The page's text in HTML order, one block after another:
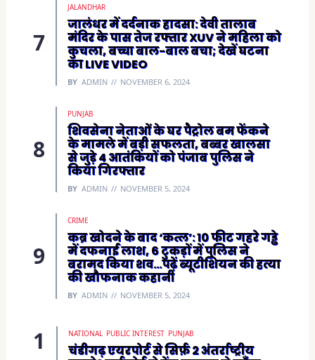
JALANDHAR
जालंधर में दर्दनाक हादसा: देवी तालाब
मंदिर के पास तेज रफ्तार XUV ने महिला को
कुचला, बच्चा बाल-बाल बचा; देखें घटना
का LIVE VIDEO
BY ADMIN NOVEMBER 6, 2024
PUNJAB
शिवसेना नेताओं के घर पैट्रोल बम फेंकने
के मामले में बड़ी सफलता, बब्बर खालसा
से जुड़े 4 आतंकियों को पंजाब पुलिस ने
किया गिरफ्तार
BY ADMIN NOVEMBER 5, 2024
CRIME
कब्र खोदने के बाद ‘कत्ल’: 10 फीट गहरे गड्ढे
में दफनाई लाश, 6 टुकड़ों में पुलिस ने
बरामद किया शव…पढ़ें ब्यूटीशियन की हत्या
की खौफनाक कहानी
BY ADMIN NOVEMBER 5, 2024
NATIONAL PUBLIC INTEREST PUNJAB
चंडीगढ़ एयरपोर्ट से सिर्फ़ 2 अंतर्राष्ट्रीय